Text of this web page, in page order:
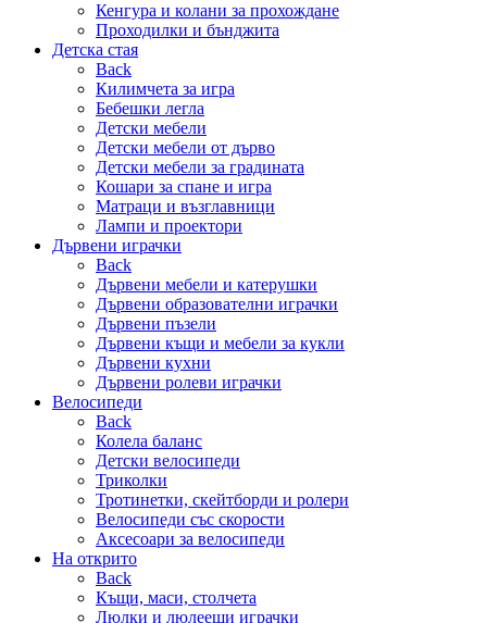
Кенгура и колани за прохождане
Проходилки и бънджита
Детска стая
Back
Килимчета за игра
Бебешки легла
Детски мебели
Детски мебели от дърво
Детски мебели за градината
Кошари за спане и игра
Матраци и възглавници
Лампи и проектори
Дървени играчки
Back
Дървени мебели и катерушки
Дървени образователни играчки
Дървени пъзели
Дървени къщи и мебели за кукли
Дървени кухни
Дървени ролеви играчки
Велосипеди
Back
Колела баланс
Детски велосипеди
Триколки
Тротинетки, скейтборди и ролери
Велосипеди със скорости
Аксесоари за велосипеди
На открито
Back
Къщи, маси, столчета
Люлки и люлеещи играчки